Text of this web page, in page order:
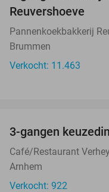
Reuvershoeve
Pannenkoekbakkerij
Brummen
Verkocht: 11.463
3-gangen
Café/Restaurant
Arnhem
Verkocht: 922